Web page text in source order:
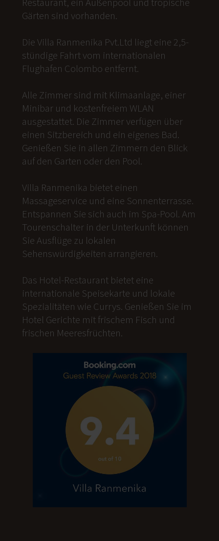
Gärten sind vorhanden.
Die Villa Ranmenika Pvt.Ltd liegt eine 2,5-
stündige Fahrt vom internationalen
Flughafen Colombo entfernt.
Alle Zimmer sind mit Klimaanlage, einer
Minibar und kostenfreiem WLAN
ausgestattet. Die Zimmer verfügen über
einen Sitzbereich und ein eigenes Bad.
Genießen Sie in allen Zimmern den Blick
auf den Garten oder den Pool.
Villa Ranmenika bietet einen
Massageservice und eine Sonnenterrasse.
Entspannen Sie sich auch im Spa-Pool. Am
Tourenschalter in der Unterkunft können
Sie Ausflüge zu lokalen
Sehenswürdigkeiten arrangieren.
Das Hotel-Restaurant bietet eine
internationale Speisekarte und lokale
Spezialitäten wie Currys. Genießen Sie im
Hotel Gerichte mit frischem Fisch und
frischen Meeresfrüchten.